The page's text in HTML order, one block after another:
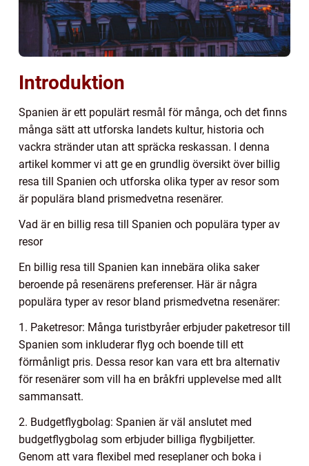
Introduktion
Spanien är ett populärt resmål för många, och det finns
många sätt att utforska landets kultur, historia och
vackra stränder utan att spräcka reskassan. I denna
artikel kommer vi att ge en grundlig översikt över billig
resa till Spanien och utforska olika typer av resor som
är populära bland prismedvetna resenärer.
Vad är en billig resa till Spanien och populära typer av
resor
En billig resa till Spanien kan innebära olika saker
beroende på resenärens preferenser. Här är några
populära typer av resor bland prismedvetna resenärer:
1. Paketresor: Många turistbyråer erbjuder paketresor till
Spanien som inkluderar flyg och boende till ett
förmånligt pris. Dessa resor kan vara ett bra alternativ
för resenärer som vill ha en bråkfri upplevelse med allt
sammansatt.
2. Budgetflygbolag: Spanien är väl anslutet med
budgetflygbolag som erbjuder billiga flygbiljetter.
Genom att vara flexibel med reseplaner och boka i